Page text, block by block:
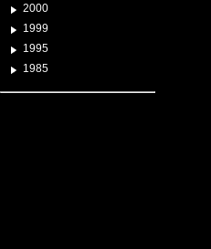
2000
1999
1995
1985